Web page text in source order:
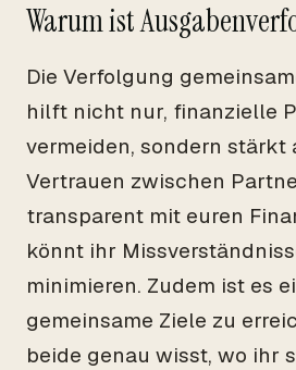
Warum ist
Die Verfolgung
hilft nicht nur, finanzielle
vermeiden, sondern stärkt
Vertrauen zwischen
transparent mit euren
könnt ihr
minimieren. Zudem ist es
gemeinsame Ziele zu
beide genau wisst, wo ihr